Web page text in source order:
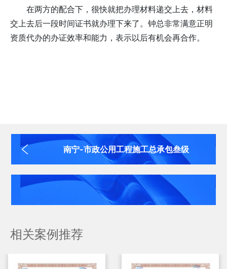
在两方的配合下，很快就把办理材料递交上去，材料
交上去后一段时间证书就办理下来了。钟总非常满意正明
资质代办的办证效率和能力，表示以后有机会再合作。
南宁-市政公用工程施工总承包叁级
相关案例推荐